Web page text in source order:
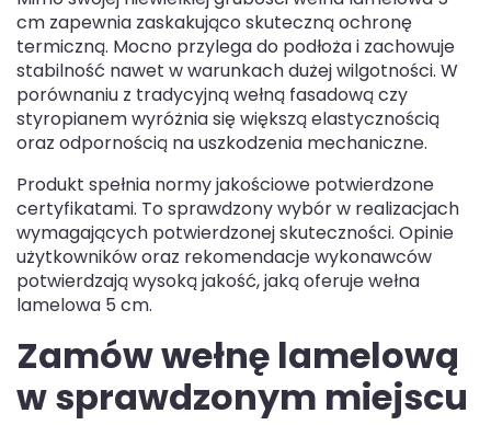
cm zapewnia zaskakująco skuteczną ochronę
termiczną. Mocno przylega do podłoża i zachowuje
stabilność nawet w warunkach dużej wilgotności. W
porównaniu z tradycyjną wełną fasadową czy
styropianem wyróżnia się większą elastycznością
oraz odpornością na uszkodzenia mechaniczne.
Produkt spełnia normy jakościowe potwierdzone
certyfikatami. To sprawdzony wybór w realizacjach
wymagających potwierdzonej skuteczności. Opinie
użytkowników oraz rekomendacje wykonawców
potwierdzają wysoką jakość, jaką oferuje wełna
lamelowa 5 cm.
Zamów wełnę lamelową
w sprawdzonym miejscu